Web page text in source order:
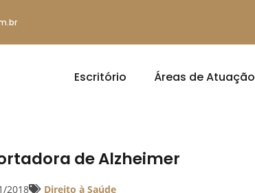
Escritório Áreas de Atuação
de Alzheimer
2018 Direito à Saúde